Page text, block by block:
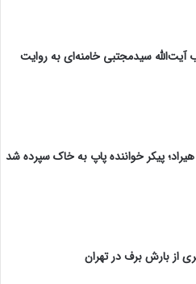
آیت‌الله سیدمجتبی خامنه‌ای به روایت
پیکر خواننده پاپ به خاک سپرده شد
از بارش برف در تهران